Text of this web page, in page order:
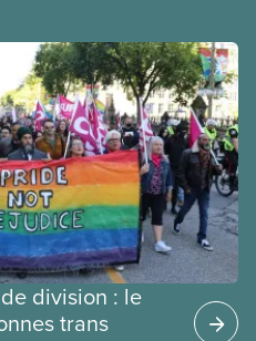
division : le
trans